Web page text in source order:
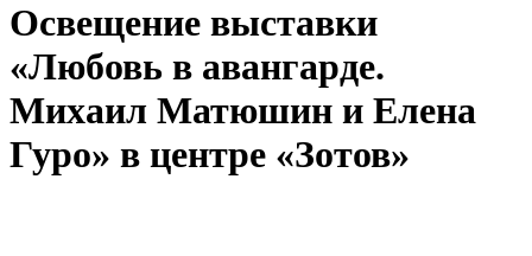
Освещение выставки
«Любовь в авангарде.
Михаил Матюшин и Елена
Гуро» в центре «Зотов»